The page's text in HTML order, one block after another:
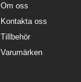
Om oss
Kontakta oss
Tillbehör
Varumärken